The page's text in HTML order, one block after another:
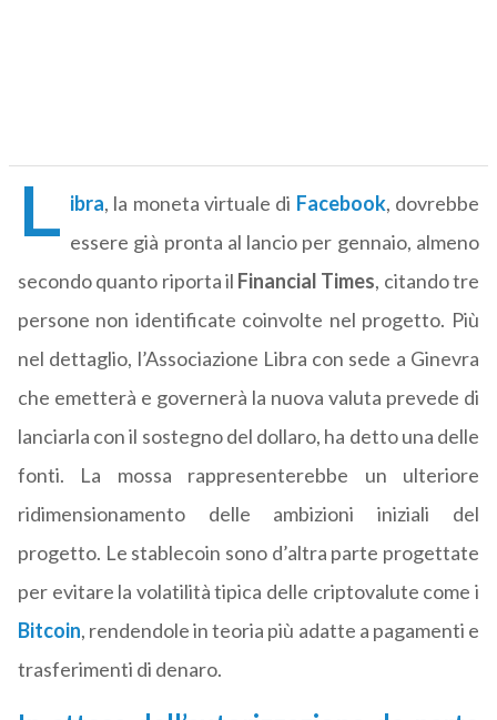
L ibra, la moneta virtuale di Facebook, dovrebbe
essere già pronta al lancio per gennaio, almeno
secondo quanto riporta il Financial Times, citando tre
persone non identificate coinvolte nel progetto. Più
nel dettaglio, l’Associazione Libra con sede a Ginevra
che emetterà e governerà la nuova valuta prevede di
lanciarla con il sostegno del dollaro, ha detto una delle
fonti. La mossa rappresenterebbe un ulteriore
ridimensionamento delle ambizioni iniziali del
progetto. Le stablecoin sono d’altra parte progettate
per evitare la volatilità tipica delle criptovalute come i
Bitcoin, rendendole in teoria più adatte a pagamenti e
trasferimenti di denaro.